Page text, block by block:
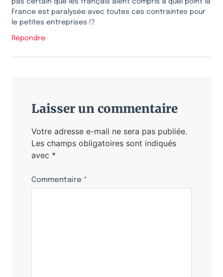
pas certain que les français aient compris à quel point la
France est paralysée avec toutes ces contraintes pour
le petites entreprises !?
Répondre
Laisser un commentaire
Votre adresse e-mail ne sera pas publiée.
Les champs obligatoires sont indiqués
avec *
Commentaire *